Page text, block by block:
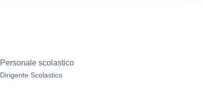
Personale scolastico
Dirigente Scolastico